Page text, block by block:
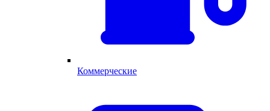
Коммерческие